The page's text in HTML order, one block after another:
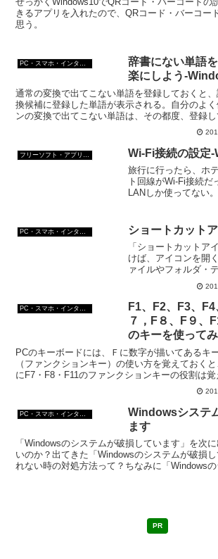
きるアプリを入れたので、QRコード・バーコー
思う。
PC・スマホ・インターネットトラブルの解消方法
辞書にない単語
楽にしよう-
通常の変換で出てこない単語を登録しておくと
換候補に登録した単語が表示される。自分のよ
ンの変換で出てこない単語は、その都度、登録し
楽になる。ちなみに、対象OSはWindows11。
Wi-Fi接続の設定
旅行に行ったら、ホ
ト回線がWi-Fi接続だ
LANしか使ってない
パソコンをWi-Fiで
れないように
設定についてメモし
PC・スマホ・インターネットトラブルの解消方法 ショートカット
「ショートカットア
けば、アイコンを開
ァイルやフォルダ・
タ・アプリケーショ
素早くアクセスでき
アイコンを作る方法
で、一部分を紹介。
PC・スマホ・インターネットトラブルの解消方法
F1、F2、F3、
７，F８、F９、
のキーを使って
PCのキーボードには、Ｆに数字が描いてあるキ
（ファンクションキー）の使い方を覚えておく
にF7・F8・F11のファンクションキーの役割は覚
ンクションキーを押すとどうなるか試してみよう
Windowsシステ
ます
「Windowsのシステムが破損しています」を次
いのか？出てきた「Windowsのシステムが破損
れない時の対処方法って？ちなみに「Windowsの
PR